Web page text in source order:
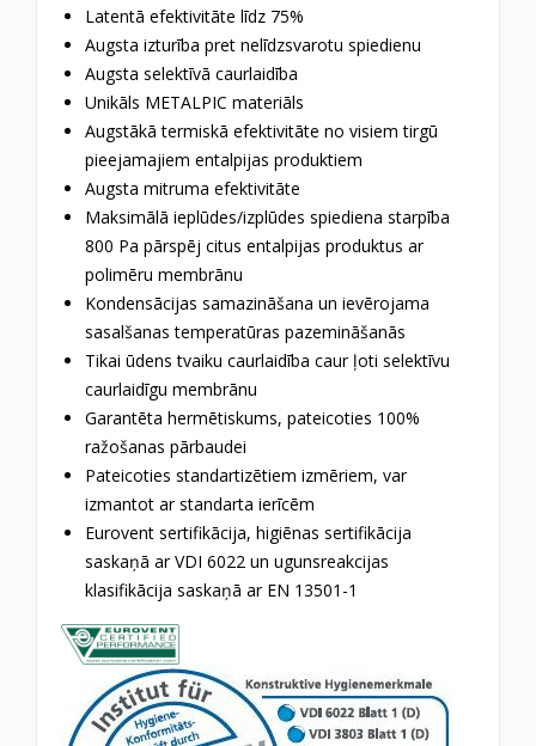
Latentā efektivitāte līdz 75%
Augsta izturība pret nelīdzsvarotu spiedienu
Augsta selektīvā caurlaidība
Unikāls METALPIC materiāls
Augstākā termiskā efektivitāte no visiem tirgū
pieejamajiem entalpijas produktiem
Augsta mitruma efektivitāte
Maksimālā ieplūdes/izplūdes spiediena starpība
800 Pa pārspēj citus entalpijas produktus ar
polimēru membrānu
Kondensācijas samazināšana un ievērojama
sasalšanas temperatūras pazemināšanās
Tikai ūdens tvaiku caurlaidība caur ļoti selektīvu
caurlaidīgu membrānu
Garantēta hermētiskums, pateicoties 100%
ražošanas pārbaudei
Pateicoties standartizētiem izmēriem, var
izmantot ar standarta ierīcēm
Eurovent sertifikācija, higiēnas sertifikācija
saskaņā ar VDI 6022 un ugunsreakcijas
klasifikācija saskaņā ar EN 13501-1